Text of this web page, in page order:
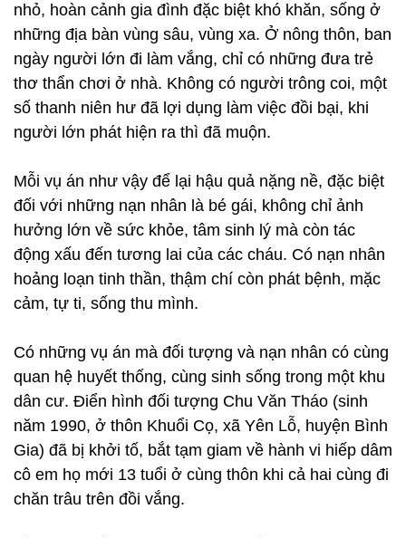
nhỏ, hoàn cảnh gia đình đặc biệt khó khăn, sống ở
những địa bàn vùng sâu, vùng xa. Ở nông thôn, ban
ngày người lớn đi làm vắng, chỉ có những đưa trẻ
thơ thẩn chơi ở nhà. Không có người trông coi, một
số thanh niên hư đã lợi dụng làm việc đồi bại, khi
người lớn phát hiện ra thì đã muộn.
Mỗi vụ án như vậy để lại hậu quả nặng nề, đặc biệt
đối với những nạn nhân là bé gái, không chỉ ảnh
hưởng lớn về sức khỏe, tâm sinh lý mà còn tác
động xấu đến tương lai của các cháu. Có nạn nhân
hoảng loạn tinh thần, thậm chí còn phát bệnh, mặc
cảm, tự ti, sống thu mình.
Có những vụ án mà đối tượng và nạn nhân có cùng
quan hệ huyết thống, cùng sinh sống trong một khu
dân cư. Điển hình đối tượng Chu Văn Tháo (sinh
năm 1990, ở thôn Khuổi Cọ, xã Yên Lỗ, huyện Bình
Gia) đã bị khởi tố, bắt tạm giam về hành vi hiếp dâm
cô em họ mới 13 tuổi ở cùng thôn khi cả hai cùng đi
chăn trâu trên đồi vắng.